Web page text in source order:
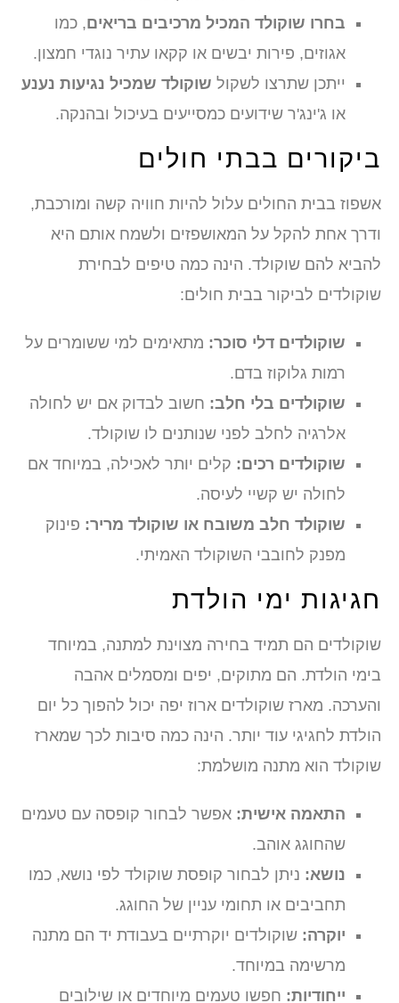
בחרו שוקולד המכיל מרכיבים בריאים, כמו
אגוזים, פירות יבשים או קקאו עתיר נוגדי חמצון.
ייתכן שתרצו לשקול שוקולד שמכיל נגיעות נענע
או ג'ינג'ר שידועים כמסייעים בעיכול ובהנקה.
ביקורים בבתי חולים
אשפוז בבית החולים עלול להיות חוויה קשה ומורכבת,
ודרך אחת להקל על המאושפזים ולשמח אותם היא
להביא להם שוקולד. הינה כמה טיפים לבחירת
שוקולדים לביקור בבית חולים:
שוקולדים דלי סוכר: מתאימים למי ששומרים על
רמות גלוקוז בדם.
שוקולדים בלי חלב: חשוב לבדוק אם יש לחולה
אלרגיה לחלב לפני שנותנים לו שוקולד.
שוקולדים רכים: קלים יותר לאכילה, במיוחד אם
לחולה יש קשיי לעיסה.
שוקולד חלב משובח או שוקולד מריר: פינוק
מפנק לחובבי השוקולד האמיתי.
חגיגות ימי הולדת
שוקולדים הם תמיד בחירה מצוינת למתנה, במיוחד
בימי הולדת. הם מתוקים, יפים ומסמלים אהבה
והערכה. מארז שוקולדים ארוז יפה יכול להפוך כל יום
הולדת לחגיגי עוד יותר. הינה כמה סיבות לכך שמארז
שוקולד הוא מתנה מושלמת:
התאמה אישית: אפשר לבחור קופסה עם טעמים
שהחוגג אוהב.
נושא: ניתן לבחור קופסת שוקולד לפי נושא, כמו
תחביבים או תחומי עניין של החוגג.
יוקרה: שוקולדים יוקרתיים בעבודת יד הם מתנה
מרשימה במיוחד.
ייחודיות: חפשו טעמים מיוחדים או שילובים